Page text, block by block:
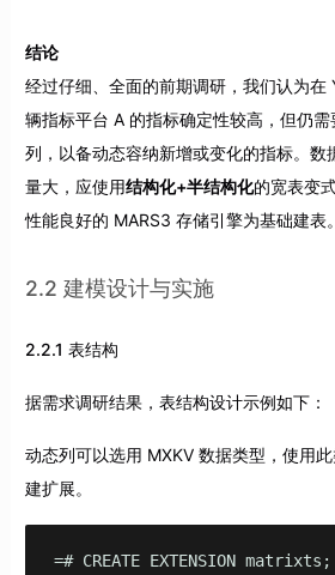
结论
经过仔细、全面的前期调研，我们认为在
辆指标平台 A 的指标确定性较高，但仍
列，以备动态容纳新增或变化的指标。数
量大，应使用结构化+半结构化的宽表变
性能良好的 MARS3 存储引擎为基础建表。
2.2 建模设计与实施
2.2.1 表结构
据需求调研结果，表结构设计示例如下：
动态列可以选用 MXKV 数据类型，使用
建扩展。
=# CREATE EXTENSION matrixts;